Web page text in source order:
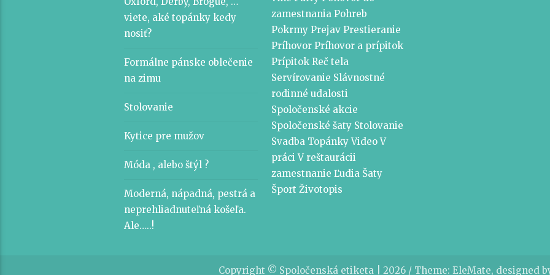
viete, aké topánky kedy
nosiť?
Formálne pánske oblečenie
na zimu
Stolovanie
Kytice pre mužov
Móda , alebo štýl ?
Moderná, nápadná, pestrá a
neprehliadnuteľná košeľa.
Ale…..!
zamestnania Pohreb
Pokrmy Prejav Prestieranie
Príhovor Príhovor a prípitok
Prípitok Reč tela
Servírovanie Slávnostné
rodinné udalosti
Spoločenské akcie
Spoločenské šaty Stolovanie
Svadba Topánky Video V
práci V reštaurácii
zamestnanie Ľudia Šaty
Šport Životopis
Copyright © Spoločenská etiketa | 2026 / Theme: EleMate, designed